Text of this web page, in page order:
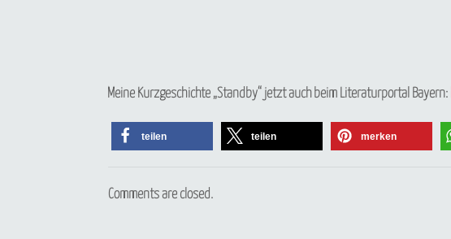
Meine Kurzgeschichte „Standby“ jetzt auch beim Literaturportal Bayern:
teilen teilen merken
Comments are closed.